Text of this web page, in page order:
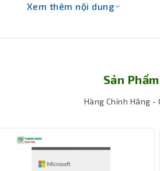
Xem thêm nội dung
Sản
Hàng Chính Hãng -